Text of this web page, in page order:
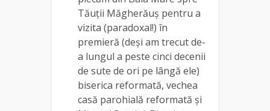
Tăuții Măgherăuș pentru a
vizita (paradoxal!) în
premieră (deși am trecut de-
a lungul a peste cinci decenii
de sute de ori pe lângă ele)
biserica reformată, vechea
casă parohială reformată și